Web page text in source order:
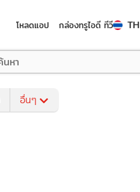
โหลดแอป กล่องทรูไอดี ทีวี TH
อื่นๆ